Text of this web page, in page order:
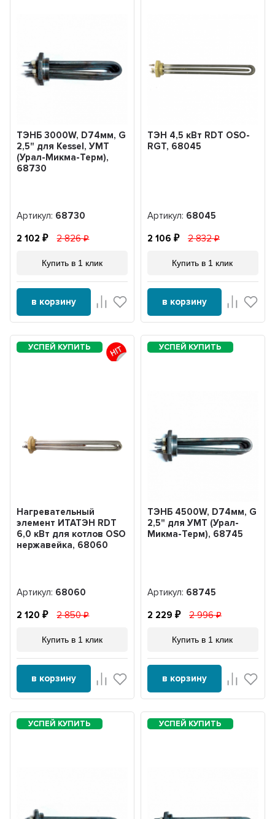
ТЭНБ 3000W, D74мм, G
2,5" для Kessel, УМТ
(Урал-Микма-Терм),
68730
Артикул: 68730
2 102 2 826
Купить в 1 клик
в корзину
ТЭН 4,5 кВт RDT OSO-
RGT, 68045
Артикул: 68045
2 106 2 832
Купить в 1 клик
в корзину
Нагревательный
элемент ИТАТЭН RDT
6,0 кВт для котлов OSO
нержавейка, 68060
Артикул: 68060
2 120 2 850
Купить в 1 клик
в корзину
ТЭНБ 4500W, D74мм, G
2,5" для УМТ (Урал-
Микма-Терм), 68745
Артикул: 68745
2 229 2 996
Купить в 1 клик
в корзину